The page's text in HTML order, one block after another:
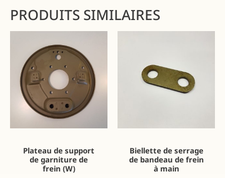
PRODUITS SIMILAIRES
Plateau de support
de garniture de
frein (W)
Biellette de serrage
de bandeau de frein
à main